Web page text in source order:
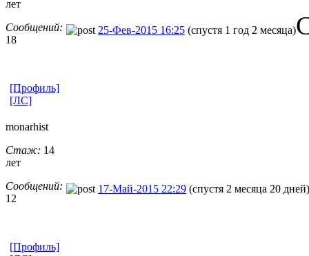
лет
Сообщений:
18
25-Фев-2015 16:25 (спустя 1 год 2 месяца)
[Профиль]
[ЛС]
monarhist
Стаж: 14
лет
Сообщений:
12
17-Май-2015 22:29 (спустя 2 месяца 20 дней)
[Профиль]